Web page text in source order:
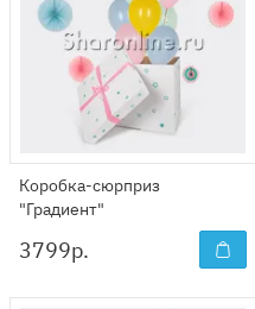
Коробка-сюрприз
"Градиент"
3799р.